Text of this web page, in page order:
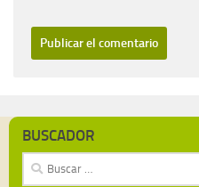
BUSCADOR
Buscar: